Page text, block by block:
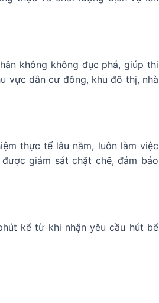
không không đục phá, giúp thi
vực dân cư đông, khu đô thị, nhà
thực tế lâu năm, luôn làm việc
giám sát chặt chẽ, đảm bảo
kể từ khi nhận yêu cầu hút bể